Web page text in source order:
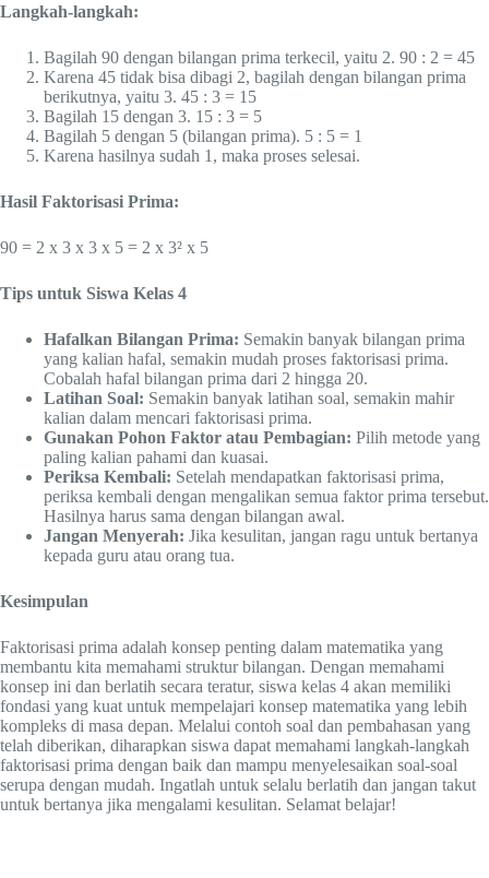
Langkah-langkah:
Bagilah 90 dengan bilangan prima terkecil, yaitu 2. 90 : 2 = 45
Karena 45 tidak bisa dibagi 2, bagilah dengan bilangan prima
berikutnya, yaitu 3. 45 : 3 = 15
Bagilah 15 dengan 3. 15 : 3 = 5
Bagilah 5 dengan 5 (bilangan prima). 5 : 5 = 1
Karena hasilnya sudah 1, maka proses selesai.
Hasil Faktorisasi Prima:
90 = 2 x 3 x 3 x 5 = 2 x 3² x 5
Tips untuk Siswa Kelas 4
Hafalkan Bilangan Prima: Semakin banyak bilangan prima
yang kalian hafal, semakin mudah proses faktorisasi prima.
Cobalah hafal bilangan prima dari 2 hingga 20.
Latihan Soal: Semakin banyak latihan soal, semakin mahir
kalian dalam mencari faktorisasi prima.
Gunakan Pohon Faktor atau Pembagian: Pilih metode yang
paling kalian pahami dan kuasai.
Periksa Kembali: Setelah mendapatkan faktorisasi prima,
periksa kembali dengan mengalikan semua faktor prima tersebut.
Hasilnya harus sama dengan bilangan awal.
Jangan Menyerah: Jika kesulitan, jangan ragu untuk bertanya
kepada guru atau orang tua.
Kesimpulan
Faktorisasi prima adalah konsep penting dalam matematika yang
membantu kita memahami struktur bilangan. Dengan memahami
konsep ini dan berlatih secara teratur, siswa kelas 4 akan memiliki
fondasi yang kuat untuk mempelajari konsep matematika yang lebih
kompleks di masa depan. Melalui contoh soal dan pembahasan yang
telah diberikan, diharapkan siswa dapat memahami langkah-langkah
faktorisasi prima dengan baik dan mampu menyelesaikan soal-soal
serupa dengan mudah. Ingatlah untuk selalu berlatih dan jangan takut
untuk bertanya jika mengalami kesulitan. Selamat belajar!